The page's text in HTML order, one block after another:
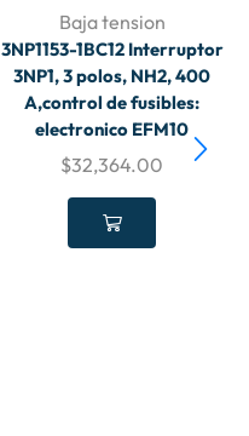
Baja tension
3NP1153-1BC12 Interruptor
3NP1, 3 polos, NH2, 400
A,control de fusibles:
electronico EFM10
$32,364.00